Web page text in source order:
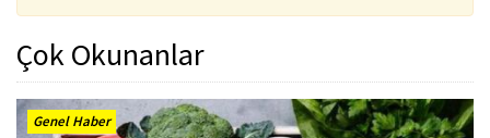
Çok Okunanlar
Genel Haber